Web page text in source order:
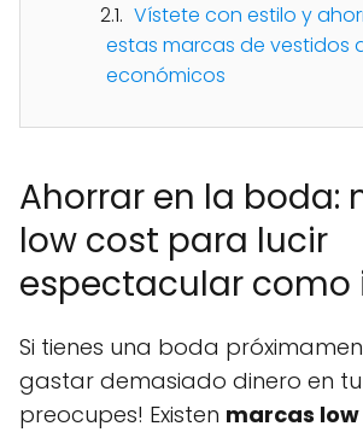
Vístete con estilo y
estas marcas de vestidos
económicos
Ahorrar en la boda:
low cost para lucir
espectacular como
Si tienes una boda
gastar demasiado dinero en tu
preocupes! Existen marcas